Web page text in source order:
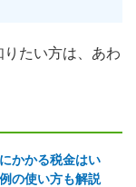
たい方は、あわ
かかる税金はい
の使い方も解説